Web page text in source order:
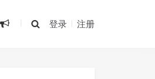
登录 注册